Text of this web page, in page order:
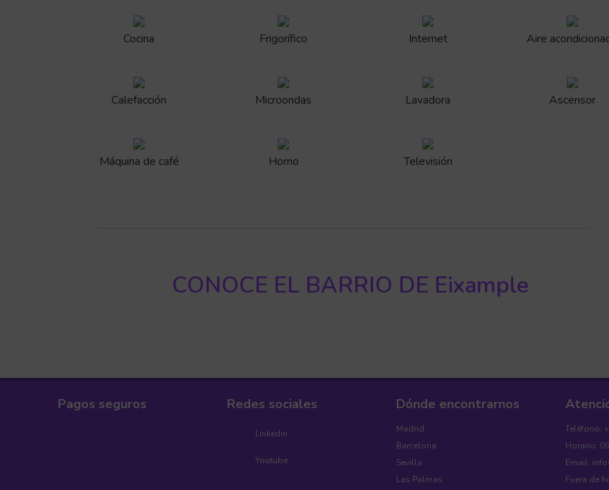
Cocina Frigorífico Internet Aire
Calefacción Microondas Lavadora Ascensor
Máquina de café Horno Televisión
CONOCE EL BARRIO DE Eixample
Pagos seguros Redes sociales
Linkedin
Youtube
Dónde encontrarnos
Madrid
Barcelona
Sevilla
Las Palmas
Teléfono:
Horario:
Email:
Fuera de